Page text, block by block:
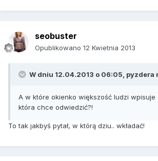
seobuster
Opublikowano 12 Kwietnia 2013
W dniu 12.04.2013 o 06:05, pyzdera
A w które okienko większość ludzi wpisuje
która chce odwiedzić?!
To tak jakbyś pytał, w którą dziu.. wkładać!